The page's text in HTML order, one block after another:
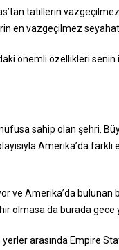
tatillerin
en vazgeçilmez
önemli özellikleri
sahip olan şehri.
Amerika’da
ve Amerika’da
olmasa da burada gece
arasında Empire